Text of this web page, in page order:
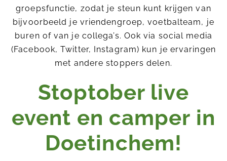
groepsfunctie, zodat je steun kunt krijgen van
bijvoorbeeld je vriendengroep, voetbalteam, je
buren of van je collega’s. Ook via social media
(Facebook, Twitter, Instagram) kun je ervaringen
met andere stoppers delen.
Stoptober live
event en camper in
Doetinchem!